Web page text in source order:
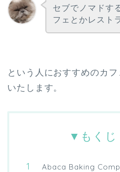
セブでノマドす
フェとかレスト
という人におすすめのカ
いたします。
▼もくじ
Abaca Baking